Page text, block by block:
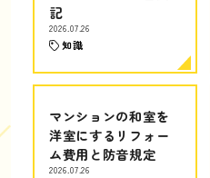
記
2026.07.26
知識
マンションの和室を
洋室にするリフォー
ム費用と防音規定
2026.07.26